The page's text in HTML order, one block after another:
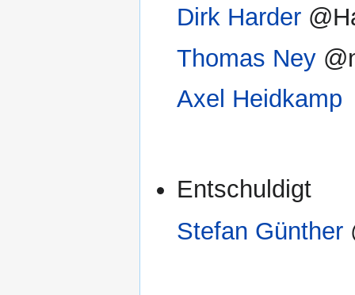
Dirk Harder
Thomas Ney
Axel Heidkamp
Entschuldigt
Stefan Günther